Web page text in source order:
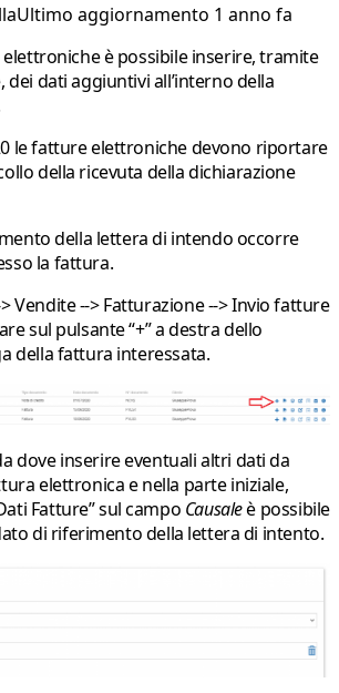
Ultimo aggiornamento 1 anno fa
è possibile inserire, tramite
dei dati aggiuntivi all’interno della
le fatture elettroniche devono riportare
della ricevuta della dichiarazione
della lettera di intendo occorre
la fattura.
>Vendite --> Fatturazione --> Invio fatture
sul pulsante “+” a destra dello
della fattura interessata.
dove inserire eventuali altri dati da
elettronica e nella parte iniziale,
Fatture” sul campo Causaleè possibile
di riferimento della lettera di intento.